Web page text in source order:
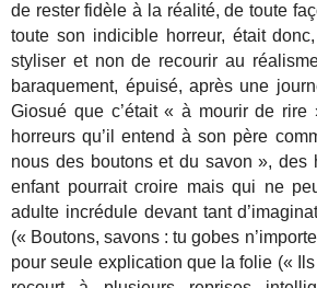
de rester fidèle à la réalité, de toute
toute son indicible horreur, était
styliser et non de recourir au
baraquement, épuisé, après une
Giosué que c’était « à mourir de rire
horreurs qu’il entend à son père
nous des boutons et du savon », des
enfant pourrait croire mais qui ne
adulte incrédule devant tant
(« Boutons, savons : tu gobes
pour seule explication que la folie («